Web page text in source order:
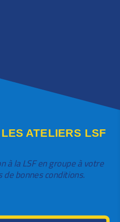
ATELIERS LSF
à la LSF en groupe à votre
bonnes conditions.